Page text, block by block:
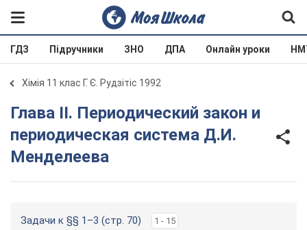
ГДЗ Підручники ЗНО ДПА Онлайн уроки
Хімія 11 клас Г. Є. Рудзітіс 1992
Глава II. Периодический закон и
периодическая система Д.И.
Менделеева
Задачи к §§ 1–3 (стр. 70) 1 - 15